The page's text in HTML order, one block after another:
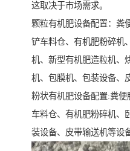
这取决于市场需求。
颗粒有机肥设备配置：粪
铲车料仓、有机肥粉碎机
机、新型有机肥造粒机、
机、包膜机、包装设备、
粉状有机肥设备配置:粪
车料仓、有机肥粉碎机、
装设备、皮带输送机等设